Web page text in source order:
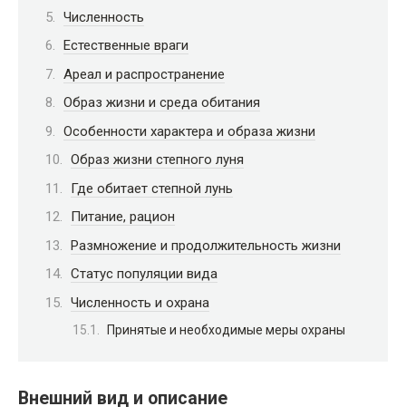
Численность
Естественные враги
Ареал и распространение
Образ жизни и среда обитания
Особенности характера и образа жизни
Образ жизни степного луня
Где обитает степной лунь
Питание, рацион
Размножение и продолжительность жизни
Статус популяции вида
Численность и охрана
Принятые и необходимые меры охраны
Внешний вид и описание